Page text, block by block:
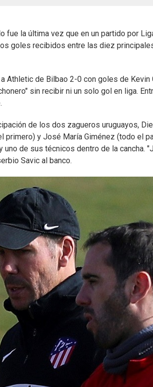
fue la última vez que en un partido por
goles recibidos entre las diez
Athletic de Bilbao 2-0 con goles de Kevin
sin recibir ni un solo gol en liga.
de los dos zagueros uruguayos,
primero) y José María Giménez (todo el
uno de sus técnicos dentro de la cancha.
Savic al banco.